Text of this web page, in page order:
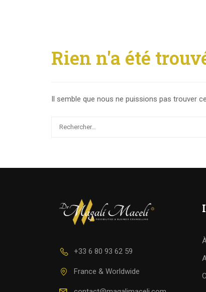
Rien n'a été
Il semble que nous ne puissions pas trouver
+33 6 80 93 62 59
France & Worldwide